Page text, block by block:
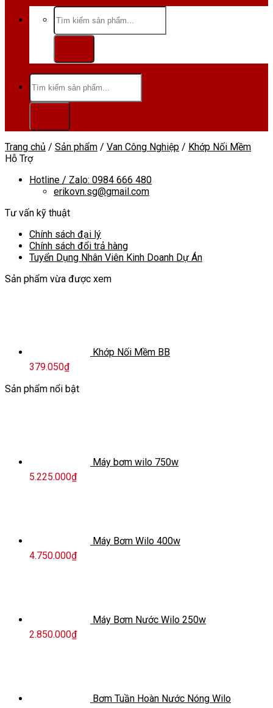
Tìm
kiếm:
Tìm
kiếm:
Trang chủ / Sản phẩm / Van Công Nghiệp / Khớp Nối Mềm
Hỗ Trợ
Hotline / Zalo: 0984 666 480
erikovn.sg@gmail.com
Tư vấn kỹ thuật
Chính sách đại lý
Chính sách đổi trả hàng
Tuyển Dụng Nhân Viên Kinh Doanh Dự Án
Sản phẩm vừa được xem
Khớp Nối Mềm BB
379.050₫
Sản phẩm nổi bật
Máy bơm wilo 750w
5.225.000₫
Máy Bơm Wilo 400w
4.750.000₫
Máy Bơm Nước Wilo 250w
2.850.000₫
Bơm Tuần Hoàn Nước Nóng Wilo